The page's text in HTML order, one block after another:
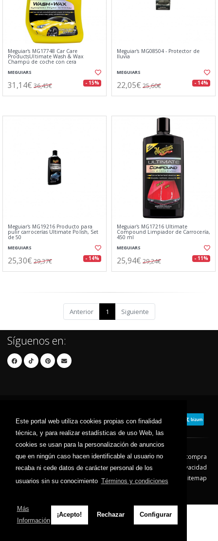
Este portal web utiliza cookies propias con finalidad
técnica, y para realizar estadísticas de uso Web, las
cookies se usan para la personalización de anuncios
que en ningún caso hacen identificable al usuario no
recaba ni cede datos de carácter personal de los
usuarios sin su conocimiento Términos y condiciones
Más
Información
¡Acepto! Rechazar Configurar
Meguiar's MG17748 Car Care
ProductsUltimate Wash & Wax
Champú de coche con cera
MEGUIARS
31,14€ 36,45€ - 15%
Meguiar's MG08504 - Protector de
lluvia
MEGUIARS
22,05€ 25,60€ - 14%
Meguiar's MG19216 Producto para
pulir carrocerías Ultimate Polish, Set
de 50
MEGUIARS
25,30€ 29,37€ - 14%
Meguiar's MG17216 Ultimate
Compound Limpiador de Carrocería,
450 ml
MEGUIARS
25,94€ 29,24€ - 11%
Anterior 1 Siguiente
Síguenos en:
Contacto Aviso Legal
Condiciones de compra
Política de envíos
Política de devolución
Política de Privacidad
Política de Cookies
Sitemap